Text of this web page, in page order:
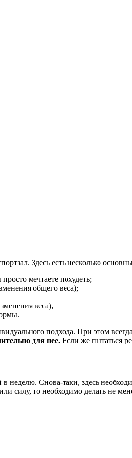
Здесь есть несколько
мечтаете похудеть;
общего веса);
веса);
подхода. При этом
для нее. Если же пытаться
Снова-таки, здесь
силу, то необходимо делать не